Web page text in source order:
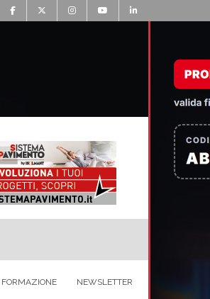
FORMAZIONE NEWSLETTER